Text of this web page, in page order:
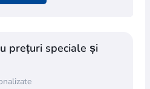
prețuri speciale și